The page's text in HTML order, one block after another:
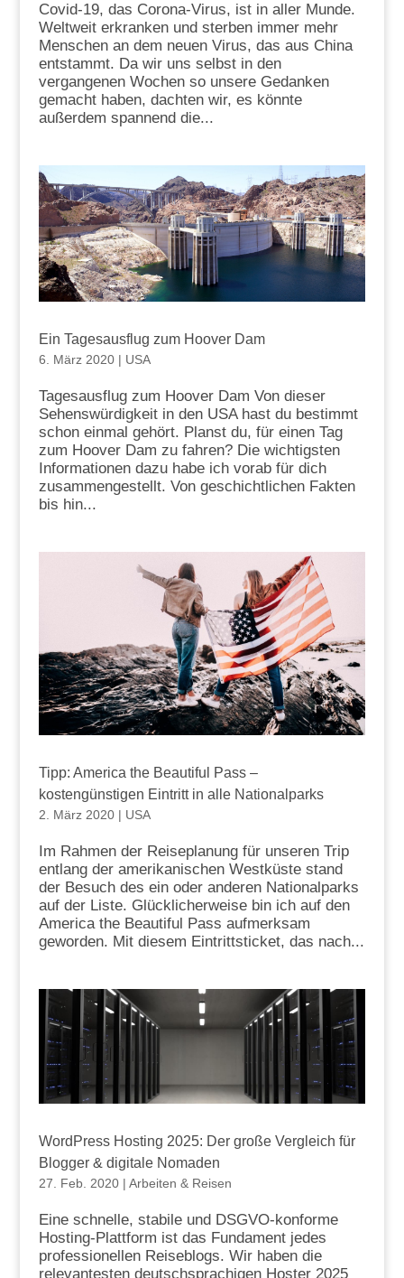
Covid-19, das Corona-Virus, ist in aller Munde.
Weltweit erkranken und sterben immer mehr
Menschen an dem neuen Virus, das aus China
entstammt. Da wir uns selbst in den
vergangenen Wochen so unsere Gedanken
gemacht haben, dachten wir, es könnte
außerdem spannend die...
Ein Tagesausflug zum Hoover Dam
6. März 2020| USA
Tagesausflug zum Hoover Dam Von dieser
Sehenswürdigkeit in den USA hast du bestimmt
schon einmal gehört. Planst du, für einen Tag
zum Hoover Dam zu fahren? Die wichtigsten
Informationen dazu habe ich vorab für dich
zusammengestellt. Von geschichtlichen Fakten
bis hin...
Tipp: America the Beautiful Pass –
kostengünstigen Eintritt in alle Nationalparks
2. März 2020| USA
Im Rahmen der Reiseplanung für unseren Trip
entlang der amerikanischen Westküste stand
der Besuch des ein oder anderen Nationalparks
auf der Liste. Glücklicherweise bin ich auf den
America the Beautiful Pass aufmerksam
geworden. Mit diesem Eintrittsticket, das nach...
WordPress Hosting 2025: Der große Vergleich für
Blogger & digitale Nomaden
27. Feb. 2020| Arbeiten & Reisen
Eine schnelle, stabile und DSGVO‑konforme
Hosting‑Plattform ist das Fundament jedes
professionellen Reiseblogs. Wir haben die
relevantesten deutschsprachigen Hoster 2025